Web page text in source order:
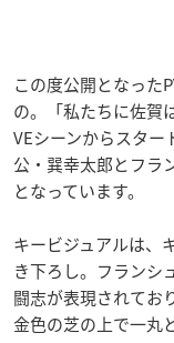
この度公開となった
の。「私たちに佐賀
VEシーンからスタ
公・巽幸太郎とフラ
となっています。
キービジュアルは、
き下ろし。フランシ
闘志が表現されてお
金色の芝の上で一丸